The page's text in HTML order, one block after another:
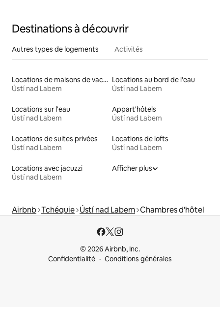
Destinations à découvrir
Autres types de logements Activités
Locations de maisons de vacances
Ústí nad Labem
Locations au bord de l'eau
Ústí nad Labem
Locations sur l'eau
Ústí nad Labem
Appart'hôtels
Ústí nad Labem
Locations de suites privées
Ústí nad Labem
Locations de lofts
Ústí nad Labem
Locations avec jacuzzi
Ústí nad Labem
Afficher plus
Airbnb Tchéquie Ústí nad Labem Chambres d'hôtel
© 2026 Airbnb, Inc.
Confidentialité
Conditions générales